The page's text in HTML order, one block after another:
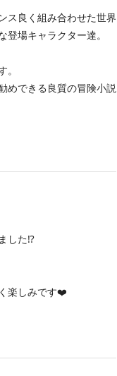
ス良く組み合わせた世界
場キャラクター達。
めできる良質の冒険小説
した⁉️
楽しみです❤️